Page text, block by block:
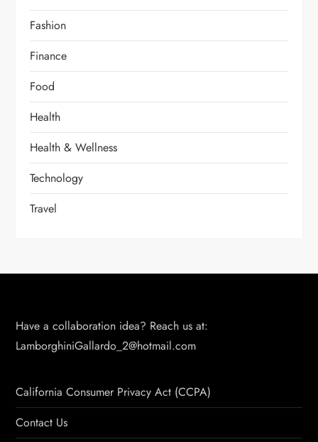
Fashion
Finance
Food
Health
Health & Wellness
Technology
Travel
Have a collaboration idea? Reach us at:
LamborghiniGallardo_2@hotmail.com
California Consumer Privacy Act (CCPA)
Contact Us